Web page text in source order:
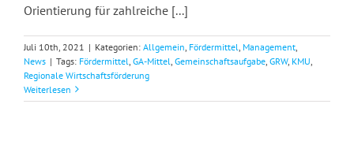
Orientierung für zahlreiche [...]
Juli 10th, 2021 | Kategorien: Allgemein Fördermittel Management
News | Tags: Fördermittel GA-Mittel Gemeinschaftsaufgabe GRW, KMU
Regionale Wirtschaftsförderung
Weiterlesen